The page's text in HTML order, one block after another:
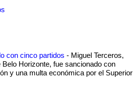
con cinco partidos - Miguel Terceros,
Horizonte, fue sancionado con
y una multa económica por el Superior